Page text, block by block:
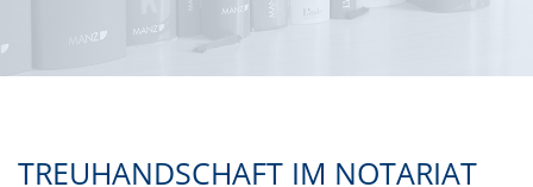
TREUHANDSCHAFT IM NOTARIAT